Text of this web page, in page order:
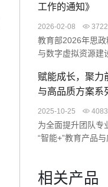
次交流促进了校企
工作的通知》
2026-02-08 3722
教育部2026年思政
与数字虚拟资源建
造沉浸式学习体验
AI构建智慧系统与
赋能成长，聚
与高品质方案系
2025-10-25 4083
为全面提升团队专
“智能+”教育产品
度与高品质方案的
相关产品